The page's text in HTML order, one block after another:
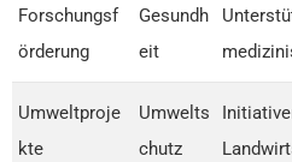
Forschungsf
örderung
Gesundh
eit
Umweltproje
kte
Umwelts
chutz